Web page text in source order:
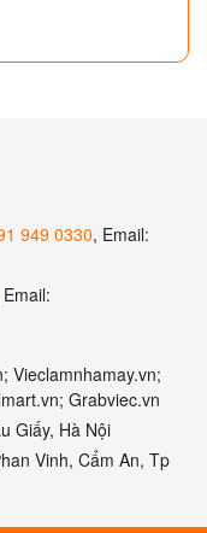
949 0330, Email:
Email:
Vieclamnhamay.vn;
Grabviec.vn
Giấy, Hà Nội
Vinh, Cẩm An, Tp